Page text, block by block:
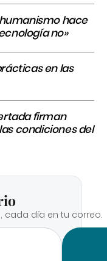
hace
no»
en las
firman
condiciones del
cada día en tu correo.